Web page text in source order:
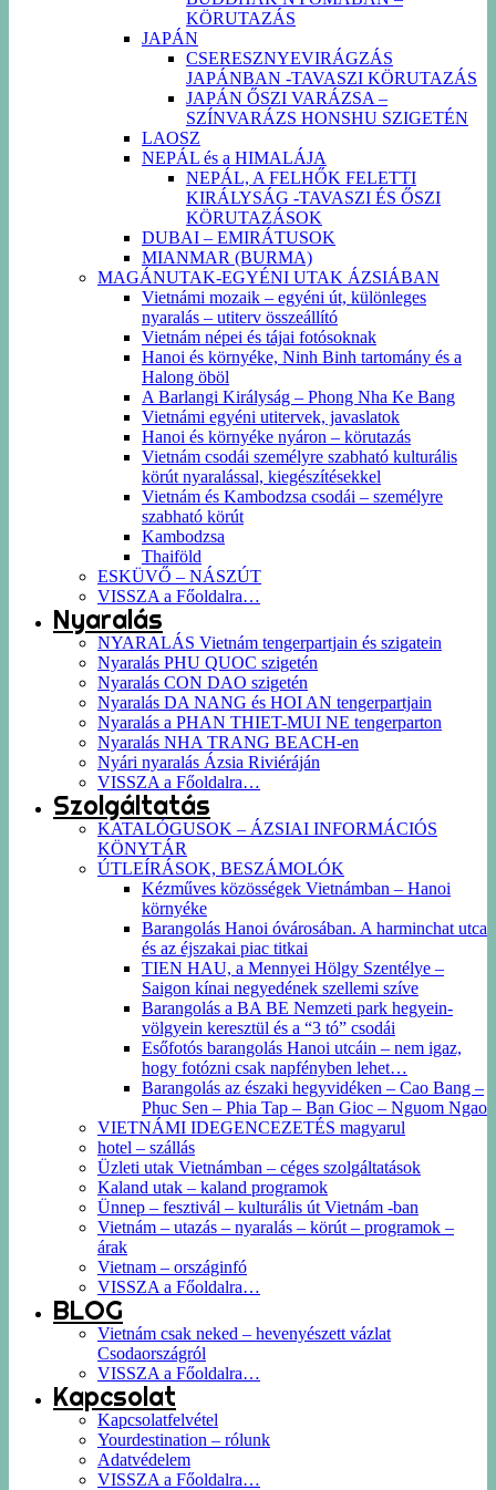
KÖRUTAZÁS
JAPÁN
CSERESZNYEVIRÁGZÁS
JAPÁNBAN -TAVASZI KÖRUTAZÁS
JAPÁN ŐSZI VARÁZSA –
SZÍNVARÁZS HONSHU SZIGETÉN
LAOSZ
NEPÁL és a HIMALÁJA
NEPÁL, A FELHŐK FELETTI
KIRÁLYSÁG -TAVASZI ÉS ŐSZI
KÖRUTAZÁSOK
DUBAI – EMIRÁTUSOK
MIANMAR (BURMA)
MAGÁNUTAK-EGYÉNI UTAK ÁZSIÁBAN
Vietnámi mozaik – egyéni út, különleges
nyaralás – utiterv összeállító
Vietnám népei és tájai fotósoknak
Hanoi és környéke, Ninh Binh tartomány és a
Halong öböl
A Barlangi Királyság – Phong Nha Ke Bang
Vietnámi egyéni utitervek, javaslatok
Hanoi és környéke nyáron – körutazás
Vietnám csodái személyre szabható kulturális
körút nyaralással, kiegészítésekkel
Vietnám és Kambodzsa csodái – személyre
szabható körút
Kambodzsa
Thaiföld
ESKÜVŐ – NÁSZÚT
VISSZA a Főoldalra…
Nyaralás
NYARALÁS Vietnám tengerpartjain és szigatein
Nyaralás PHU QUOC szigetén
Nyaralás CON DAO szigetén
Nyaralás DA NANG és HOI AN tengerpartjain
Nyaralás a PHAN THIET-MUI NE tengerparton
Nyaralás NHA TRANG BEACH-en
Nyári nyaralás Ázsia Riviéráján
VISSZA a Főoldalra…
Szolgáltatás
KATALÓGUSOK – ÁZSIAI INFORMÁCIÓS
KÖNYTÁR
ÚTLEÍRÁSOK, BESZÁMOLÓK
Kézműves közösségek Vietnámban – Hanoi
környéke
Barangolás Hanoi óvárosában. A harminchat utca
és az éjszakai piac titkai
TIEN HAU, a Mennyei Hölgy Szentélye –
Saigon kínai negyedének szellemi szíve
Barangolás a BA BE Nemzeti park hegyein-
völgyein keresztül és a “3 tó” csodái
Esőfotós barangolás Hanoi utcáin – nem igaz,
hogy fotózni csak napfényben lehet…
Barangolás az északi hegyvidéken – Cao Bang –
Phuc Sen – Phia Tap – Ban Gioc – Nguom Ngao
VIETNÁMI IDEGENCEZETÉS magyarul
hotel – szállás
Üzleti utak Vietnámban – céges szolgáltatások
Kaland utak – kaland programok
Ünnep – fesztivál – kulturális út Vietnám -ban
Vietnám – utazás – nyaralás – körút – programok –
árak
Vietnam – országinfó
VISSZA a Főoldalra…
BLOG
Vietnám csak neked – hevenyészett vázlat
Csodaországról
VISSZA a Főoldalra…
Kapcsolat
Kapcsolatfelvétel
Yourdestination – rólunk
Adatvédelem
VISSZA a Főoldalra…